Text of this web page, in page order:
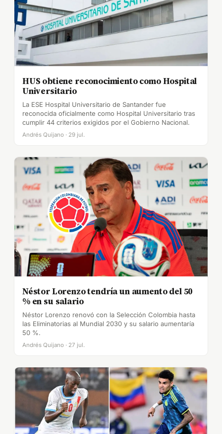
HUS obtiene reconocimiento como Hospital
Universitario
La ESE Hospital Universitario de Santander fue
reconocida oficialmente como Hospital Universitario tras
cumplir 44 criterios exigidos por el Gobierno Nacional.
Andrés Quijano · 29 jul.
Néstor Lorenzo tendría un aumento del 50
% en su salario
Néstor Lorenzo renovó con la Selección Colombia hasta
las Eliminatorias al Mundial 2030 y su salario aumentaría
50 %.
Andrés Quijano · 27 jul.